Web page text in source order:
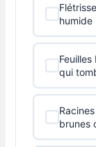
humide
qui
brunes